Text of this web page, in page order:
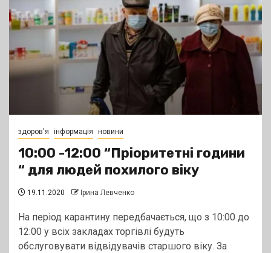
здоров'я інформація новини
10:00 -12:00 “Пріоритетні години
“ для людей похилого віку
19.11.2020 Ірина Левченко
На період карантину передбачається, що з 10:00 до
12:00 у всіх закладах торгівлі будуть
обслуговувати відвідувачів старшого віку. За